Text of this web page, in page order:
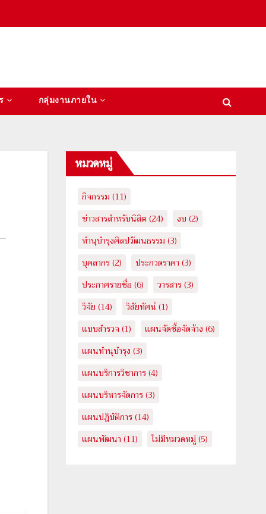
กลุ่มงานภายใน
หมวดหมู่
กิจกรรม (11)
ข่าวสารสำหรับนิสิต (24) งบ (2)
ทำนุบำรุงศิลปวัฒนธรรม (3)
บุคลากร(2) ประกวดราคา (3)
ประกาศรายชื่อ (6) วารสาร(3)
วิจัย (14) วิสัยทัศน์(1)
แบบสำรวจ (1) แผนจัดซื้อจัดจ้าง (6)
แผนทำนุบำรุง (3)
แผนบริการวิชาการ(4)
แผนบริหารจัดการ(3)
แผนปฎิบัติการ(14)
แผนพัฒนา (11) ไม่มีหมวดหมู่(5)